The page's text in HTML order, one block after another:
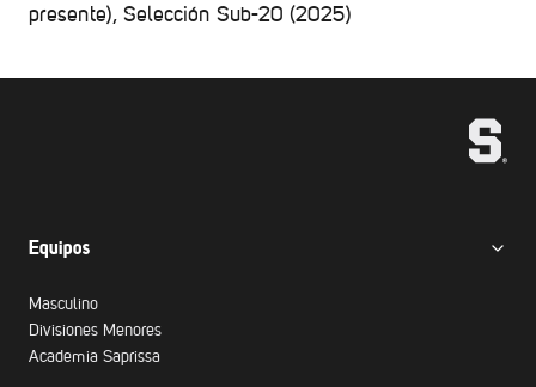
presente), Selección Sub-20 (2025)
Equipos
Masculino
Divisiones Menores
Academia Saprissa